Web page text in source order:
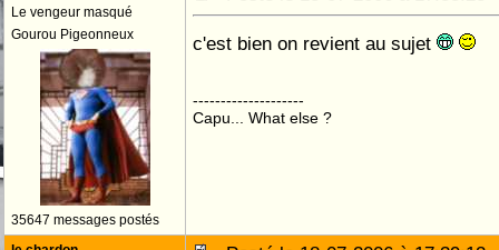
Le vengeur masqué
Gourou Pigeonneux
35647 messages postés
c'est bien on revient au sujet
--------------------
Capu... What else ?